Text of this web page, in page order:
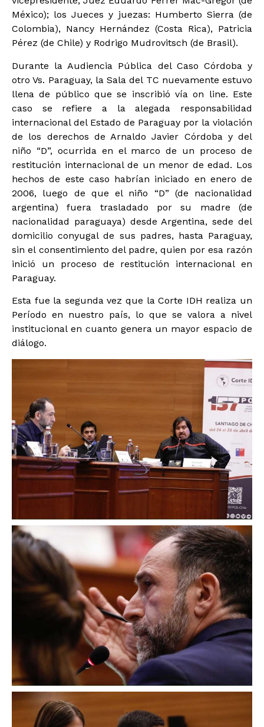
México); los Jueces y juezas: Humberto Sierra (de
Colombia), Nancy Hernández (Costa Rica), Patricia
Pérez (de Chile) y Rodrigo Mudrovitsch (de Brasil).
Durante la Audiencia Pública del Caso Córdoba y
otro Vs. Paraguay, la Sala del TC nuevamente estuvo
llena de público que se inscribió vía on line. Este
caso se refiere a la alegada responsabilidad
internacional del Estado de Paraguay por la violación
de los derechos de Arnaldo Javier Córdoba y del
niño “D”, ocurrida en el marco de un proceso de
restitución internacional de un menor de edad. Los
hechos de este caso habrían iniciado en enero de
2006, luego de que el niño “D” (de nacionalidad
argentina) fuera trasladado por su madre (de
nacionalidad paraguaya) desde Argentina, sede del
domicilio conyugal de sus padres, hasta Paraguay,
sin el consentimiento del padre, quien por esa razón
inició un proceso de restitución internacional en
Paraguay.
Esta fue la segunda vez que la Corte IDH realiza un
Período en nuestro país, lo que se valora a nivel
institucional en cuanto genera un mayor espacio de
diálogo.